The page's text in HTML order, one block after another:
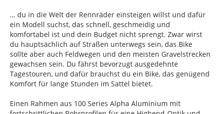
… du in die Welt der Rennräder einsteigen willst und dafür
ein Modell suchst, das schnell, geschmeidig und
komfortabel ist und dein Budget nicht sprengt. Zwar wirst
du hauptsächlich auf Straßen unterwegs sein, das Bike
sollte aber auch Feldwegen und den meisten Gravelstrecken
gewachsen sein. Du fährst bevorzugt ausgedehnte
Tagestouren, und dafür brauchst du ein Bike, das genügend
Komfort für lange Stunden im Sattel bietet.
Einen Rahmen aus 100 Series Alpha Aluminium mit